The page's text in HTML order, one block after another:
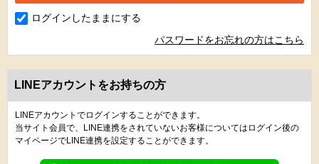
ログインしたままにする
パスワードをお忘れの方はこちら
LINEアカウントをお持ちの方
LINEアカウントでログインすることができます。
当サイト会員で、LINE連携をされていないお客様についてはログイン後の
マイページでLINE連携を設定することができます。